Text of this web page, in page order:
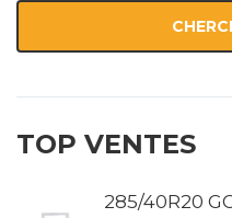
TOP VENTES
285/40R20